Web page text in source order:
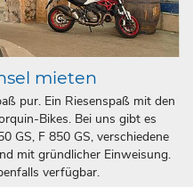
mieten
pur. Ein Riesenspaß mit den
Bikes. Bei uns gibt es
GS, F 850 GS, verschiedene
mit gründlicher Einweisung.
verfügbar.